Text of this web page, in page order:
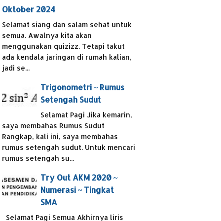
Oktober 2024
Selamat siang dan salam sehat untuk
semua. Awalnya kita akan
menggunakan quizizz. Tetapi takut
ada kendala jaringan di rumah kalian,
jadi se...
Trigonometri ~ Rumus
Setengah Sudut
Selamat Pagi Jika kemarin,
saya membahas Rumus Sudut
Rangkap, kali ini, saya membahas
rumus setengah sudut. Untuk mencari
rumus setengah su...
Try Out AKM 2020 ~
Numerasi ~ Tingkat
SMA
Selamat Pagi Semua Akhirnya liris